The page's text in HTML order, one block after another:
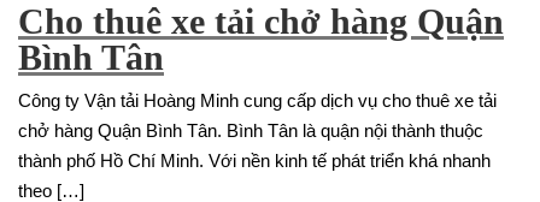
Cho thuê xe tải chở hàng Quận
Bình Tân
Công ty Vận tải Hoàng Minh cung cấp dịch vụ cho thuê xe tải
chở hàng Quận Bình Tân. Bình Tân là quận nội thành thuộc
thành phố Hồ Chí Minh. Với nền kinh tế phát triển khá nhanh
theo […]